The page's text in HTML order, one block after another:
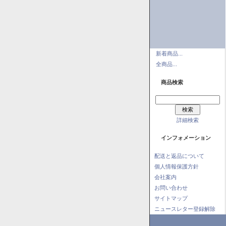
新着商品...
全商品...
商品検索
詳細検索
インフォメーション
配送と返品について
個人情報保護方針
会社案内
お問い合わせ
サイトマップ
ニュースレター登録解除